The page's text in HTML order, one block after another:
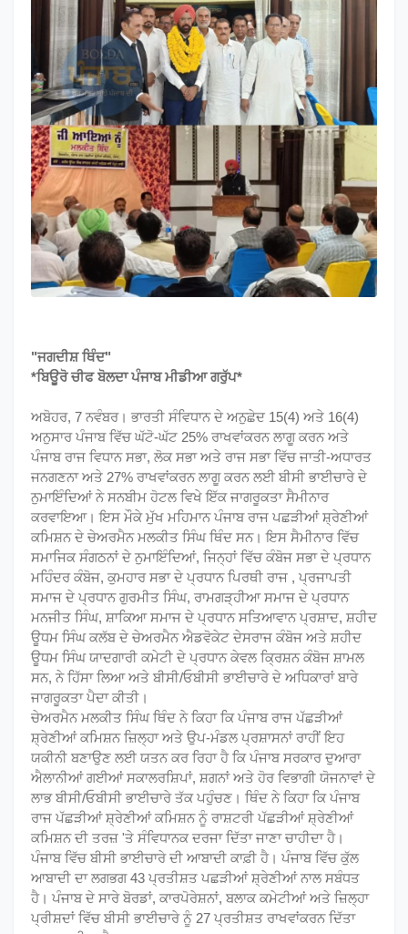
"ਜਗਦੀਸ਼ ਥਿੰਦ"
*ਬਿਊਰੋ ਚੀਫ ਬੋਲਦਾ ਪੰਜਾਬ ਮੀਡੀਆ ਗਰੁੱਪ*
ਅਬੋਹਰ, 7 ਨਵੰਬਰ। ਭਾਰਤੀ ਸੰਵਿਧਾਨ ਦੇ ਅਨੁਛੇਦ 15(4) ਅਤੇ 16(4)
ਅਨੁਸਾਰ ਪੰਜਾਬ ਵਿੱਚ ਘੱਟੋ-ਘੱਟ 25% ਰਾਖਵਾਂਕਰਨ ਲਾਗੂ ਕਰਨ ਅਤੇ
ਪੰਜਾਬ ਰਾਜ ਵਿਧਾਨ ਸਭਾ, ਲੋਕ ਸਭਾ ਅਤੇ ਰਾਜ ਸਭਾ ਵਿੱਚ ਜਾਤੀ-ਅਧਾਰਤ
ਜਨਗਣਨਾ ਅਤੇ 27% ਰਾਖਵਾਂਕਰਨ ਲਾਗੂ ਕਰਨ ਲਈ ਬੀਸੀ ਭਾਈਚਾਰੇ ਦੇ
ਨੁਮਾਇੰਦਿਆਂ ਨੇ ਸਨਬੀਮ ਹੋਟਲ ਵਿਖੇ ਇੱਕ ਜਾਗਰੂਕਤਾ ਸੈਮੀਨਾਰ
ਕਰਵਾਇਆ। ਇਸ ਮੌਕੇ ਮੁੱਖ ਮਹਿਮਾਨ ਪੰਜਾਬ ਰਾਜ ਪਛੜੀਆਂ ਸ਼੍ਰੇਣੀਆਂ
ਕਮਿਸ਼ਨ ਦੇ ਚੇਅਰਮੈਨ ਮਲਕੀਤ ਸਿੰਘ ਥਿੰਦ ਸਨ। ਇਸ ਸੈਮੀਨਾਰ ਵਿੱਚ
ਸਮਾਜਿਕ ਸੰਗਠਨਾਂ ਦੇ ਨੁਮਾਇੰਦਿਆਂ, ਜਿਨ੍ਹਾਂ ਵਿੱਚ ਕੰਬੋਜ ਸਭਾ ਦੇ ਪ੍ਰਧਾਨ
ਮਹਿੰਦਰ ਕੰਬੋਜ, ਕੁਮਹਾਰ ਸਭਾ ਦੇ ਪ੍ਰਧਾਨ ਪਿਰਥੀ ਰਾਜ , ਪ੍ਰਜਾਪਤੀ
ਸਮਾਜ ਦੇ ਪ੍ਰਧਾਨ ਗੁਰਮੀਤ ਸਿੰਘ, ਰਾਮਗੜ੍ਹੀਆ ਸਮਾਜ ਦੇ ਪ੍ਰਧਾਨ
ਮਨਜੀਤ ਸਿੰਘ, ਸ਼ਾਕਿਆ ਸਮਾਜ ਦੇ ਪ੍ਰਧਾਨ ਸਤਿਆਵਾਨ ਪ੍ਰਸ਼ਾਦ, ਸ਼ਹੀਦ
ਊਧਮ ਸਿੰਘ ਕਲੱਬ ਦੇ ਚੇਅਰਮੈਨ ਐਡਵੋਕੇਟ ਦੇਸਰਾਜ ਕੰਬੋਜ ਅਤੇ ਸ਼ਹੀਦ
ਊਧਮ ਸਿੰਘ ਯਾਦਗਾਰੀ ਕਮੇਟੀ ਦੇ ਪ੍ਰਧਾਨ ਕੇਵਲ ਕ੍ਰਿਸ਼ਨ ਕੰਬੋਜ ਸ਼ਾਮਲ
ਸਨ, ਨੇ ਹਿੱਸਾ ਲਿਆ ਅਤੇ ਬੀਸੀ/ਓਬੀਸੀ ਭਾਈਚਾਰੇ ਦੇ ਅਧਿਕਾਰਾਂ ਬਾਰੇ
ਜਾਗਰੂਕਤਾ ਪੈਦਾ ਕੀਤੀ।
ਚੇਅਰਮੈਨ ਮਲਕੀਤ ਸਿੰਘ ਥਿੰਦ ਨੇ ਕਿਹਾ ਕਿ ਪੰਜਾਬ ਰਾਜ ਪੱਛੜੀਆਂ
ਸ਼੍ਰੇਣੀਆਂ ਕਮਿਸ਼ਨ ਜ਼ਿਲ੍ਹਾ ਅਤੇ ਉਪ-ਮੰਡਲ ਪ੍ਰਸ਼ਾਸਨਾਂ ਰਾਹੀਂ ਇਹ
ਯਕੀਨੀ ਬਣਾਉਣ ਲਈ ਯਤਨ ਕਰ ਰਿਹਾ ਹੈ ਕਿ ਪੰਜਾਬ ਸਰਕਾਰ ਦੁਆਰਾ
ਐਲਾਨੀਆਂ ਗਈਆਂ ਸਕਾਲਰਸ਼ਿਪਾਂ, ਸ਼ਗਨਾਂ ਅਤੇ ਹੋਰ ਵਿਭਾਗੀ ਯੋਜਨਾਵਾਂ ਦੇ
ਲਾਭ ਬੀਸੀ/ਓਬੀਸੀ ਭਾਈਚਾਰੇ ਤੱਕ ਪਹੁੰਚਣ। ਥਿੰਦ ਨੇ ਕਿਹਾ ਕਿ ਪੰਜਾਬ
ਰਾਜ ਪੱਛੜੀਆਂ ਸ਼੍ਰੇਣੀਆਂ ਕਮਿਸ਼ਨ ਨੂੰ ਰਾਸ਼ਟਰੀ ਪੱਛੜੀਆਂ ਸ਼੍ਰੇਣੀਆਂ
ਕਮਿਸ਼ਨ ਦੀ ਤਰਜ਼ 'ਤੇ ਸੰਵਿਧਾਨਕ ਦਰਜਾ ਦਿੱਤਾ ਜਾਣਾ ਚਾਹੀਦਾ ਹੈ।
ਪੰਜਾਬ ਵਿੱਚ ਬੀਸੀ ਭਾਈਚਾਰੇ ਦੀ ਆਬਾਦੀ ਕਾਫ਼ੀ ਹੈ। ਪੰਜਾਬ ਵਿੱਚ ਕੁੱਲ
ਆਬਾਦੀ ਦਾ ਲਗਭਗ 43 ਪ੍ਰਤੀਸ਼ਤ ਪਛੜੀਆਂ ਸ਼੍ਰੇਣੀਆਂ ਨਾਲ ਸਬੰਧਤ
ਹੈ। ਪੰਜਾਬ ਦੇ ਸਾਰੇ ਬੋਰਡਾਂ, ਕਾਰਪੋਰੇਸ਼ਨਾਂ, ਬਲਾਕ ਕਮੇਟੀਆਂ ਅਤੇ ਜ਼ਿਲ੍ਹਾ
ਪ੍ਰੀਸ਼ਦਾਂ ਵਿੱਚ ਬੀਸੀ ਭਾਈਚਾਰੇ ਨੂੰ 27 ਪ੍ਰਤੀਸ਼ਤ ਰਾਖਵਾਂਕਰਨ ਦਿੱਤਾ